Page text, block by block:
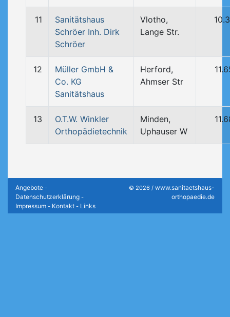
11
Sanitätshaus
Schröer Inh. Dirk
Schröer
Vlotho,
Lange Str.
12
Müller GmbH &
Co. KG
Sanitätshaus
Herford,
Ahmser Str
13
O.T.W. Winkler
Orthopädietechnik
Minden,
Uphauser W
Angebote -
Datenschutzerklärung -
Impressum - Kontakt - Links
© 2026 / www.sanitaetshaus-
orthopaedie.de